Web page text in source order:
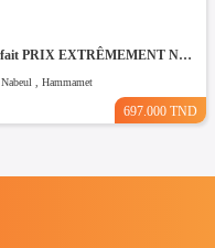
Forfait PRIX EXTRÊMEMENT NÉGOCIABLE Terrain entièrement clôturé à HAMMAMET 8200m²
Nabeul , Hammamet
697.000 TND